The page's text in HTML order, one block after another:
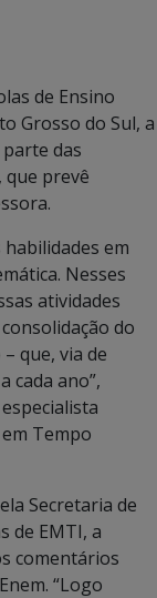
de Ensino
Grosso do Sul, a
das
que prevê
em
Nesses
atividades
do
que, via de
cada ano”,
Tempo
Secretaria de
de EMTI, a
comentários
“Logo